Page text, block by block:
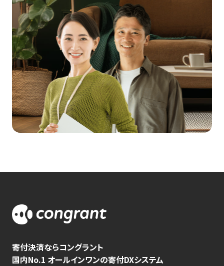
寄付決済ならコングラント
国内No.1 オールインワンの寄付DXシステム